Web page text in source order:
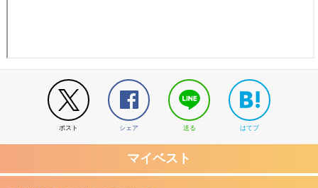
ポスト シェア 送る はてブ
マイベスト